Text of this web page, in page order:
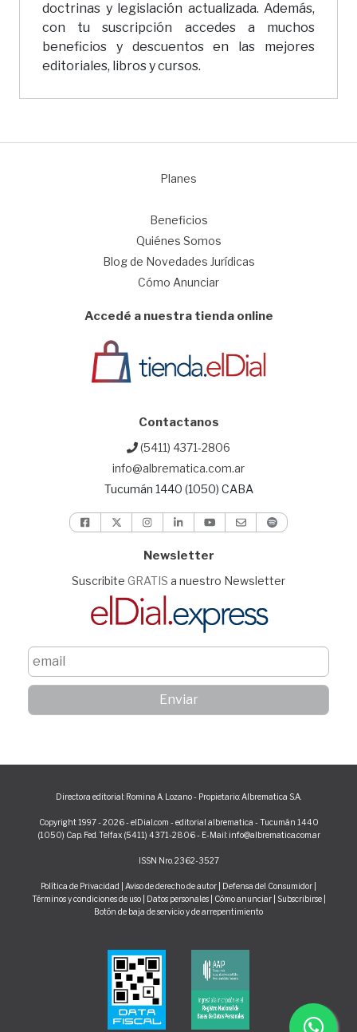
doctrinas y legislación actualizada. Además,
con tu suscripción accedes a muchos
beneficios y descuentos en las mejores
editoriales, libros y cursos.
Planes
Beneficios
Quiénes Somos
Blog de Novedades Jurídicas
Cómo Anunciar
Accedé a nuestra tienda online
Contactanos
(5411) 4371-2806
info@albrematica.com.ar
Tucumán 1440 (1050) CABA
Newsletter
Suscribite GRATIS a nuestro Newsletter
Directora editorial: Romina A. Lozano - Propietario: Albrematica S.A.
Copyright 1997 - 2026 - elDial.com - editorial albrematica - Tucumán 1440
(1050) Cap. Fed. Telfax (5411) 4371-2806 - E-Mail: info@albrematica.com.ar
ISSN Nro. 2362-3527
Política de Privacidad Aviso de derecho de autor Defensa del Consumidor
Términos y condiciones de uso| Datos personales| Cómo anunciar| Subscribirse
Botón de baja de servicio y de arrepentimiento